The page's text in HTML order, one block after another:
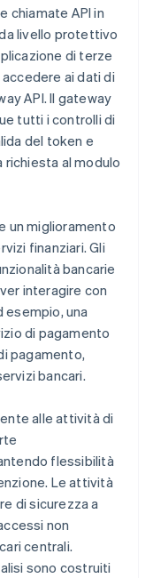
chiamate API in
livello protettivo
di terze
ai dati di
API. Il gateway
tutti i controlli di
del token e
richiesta al modulo
un miglioramento
finanziari. Gli
bancarie
interagire con
esempio, una
di pagamento
pagamento,
bancari.
alle attività di
flessibilità
Le attività
di sicurezza a
non
centrali.
sono costruiti